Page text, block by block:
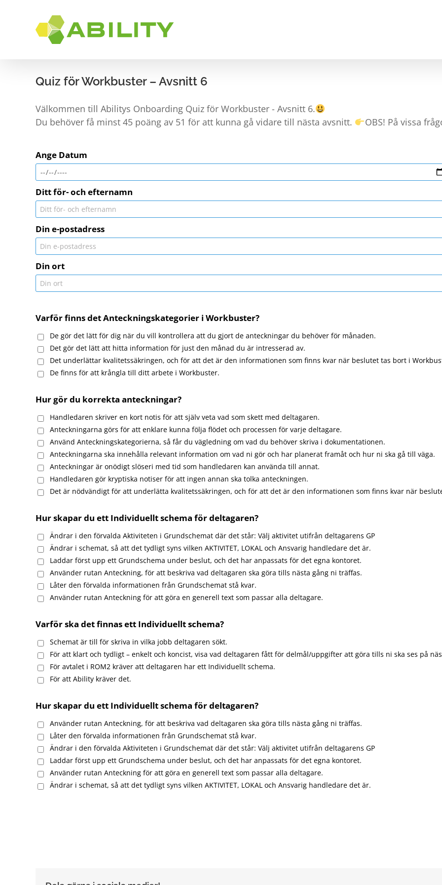
Quiz för Workbuster – Avsnitt 6
Välkommen till Abilitys Onboarding Quiz för Workbuster - Avsnitt 6.
Du behöver få minst 45 poäng av 51 för att kunna gå vidare till nästa avsnitt.
OBS! På vissa
Ange Datum
Ditt för- och efternamn
Din e-postadress
Din ort
Varför finns det Anteckningskategorier i Workbuster?
De gör det lätt för dig när du vill kontrollera att du gjort de anteckningar du behöver för månaden.
Det gör det lätt att hitta information för just den månad du är intresserad av.
Det underlättar kvalitetssäkringen, och för att det är den informationen som finns kvar när beslutet tas bort i
De finns för att krångla till ditt arbete i Workbuster.
Hur gör du korrekta anteckningar?
Handledaren skriver en kort notis för att själv veta vad som skett med deltagaren.
Anteckningarna görs för att enklare kunna följa flödet och processen för varje deltagare.
Använd Anteckningskategorierna, så får du vägledning om vad du behöver skriva i dokumentationen.
Anteckningarna ska innehålla relevant information om vad ni gör och har planerat framåt och hur ni ska gå till väga.
Anteckningar är onödigt slöseri med tid som handledaren kan använda till annat.
Handledaren gör kryptiska notiser för att ingen annan ska tolka anteckningen.
Det är nödvändigt för att underlätta kvalitetssäkringen, och för att det är den informationen som finns kvar när
Hur skapar du ett Individuellt schema för deltagaren?
Ändrar i den förvalda Aktiviteten i Grundschemat där det står: Välj aktivitet utifrån deltagarens GP
Ändrar i schemat, så att det tydligt syns vilken AKTIVITET, LOKAL och Ansvarig handledare det är.
Laddar först upp ett Grundschema under beslut, och det har anpassats för det egna kontoret.
Använder rutan Anteckning, för att beskriva vad deltagaren ska göra tills nästa gång ni träffas.
Låter den förvalda informationen från Grundschemat stå kvar.
Använder rutan Anteckning för att göra en generell text som passar alla deltagare.
Varför ska det finnas ett Individuellt schema?
Schemat är till för skriva in vilka jobb deltagaren sökt.
För att klart och tydligt – enkelt och koncist, visa vad deltagaren fått för delmål/uppgifter att göra tills ni ska ses på
För avtalet i ROM2 kräver att deltagaren har ett Individuellt schema.
För att Ability kräver det.
Hur skapar du ett Individuellt schema för deltagaren?
Använder rutan Anteckning, för att beskriva vad deltagaren ska göra tills nästa gång ni träffas.
Låter den förvalda informationen från Grundschemat stå kvar.
Ändrar i den förvalda Aktiviteten i Grundschemat där det står: Välj aktivitet utifrån deltagarens GP
Laddar först upp ett Grundschema under beslut, och det har anpassats för det egna kontoret.
Använder rutan Anteckning för att göra en generell text som passar alla deltagare.
Ändrar i schemat, så att det tydligt syns vilken AKTIVITET, LOKAL och Ansvarig handledare det är.